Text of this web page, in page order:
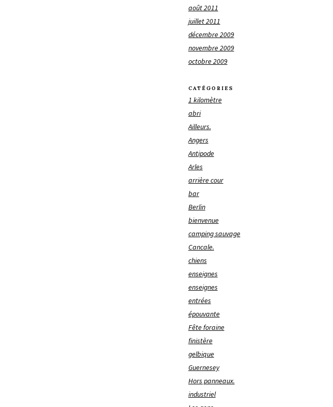
août 2011
juillet 2011
décembre 2009
novembre 2009
octobre 2009
CATÉGORIES
1 kilomètre
abri
Ailleurs.
Angers
Antipode
Arles
arrière cour
bar
Berlin
bienvenue
camping sauvage
Cancale.
chiens
enseignes
enseignes
entrées
épouvante
Fête foraine
finistère
gelbique
Guernesey
Hors panneaux.
industriel